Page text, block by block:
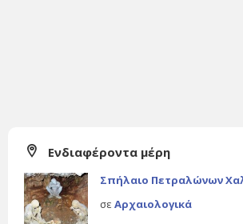
Ενδιαφέροντα μέρη
Σπήλαιο Πετραλώνων
σε Αρχαιολογικά